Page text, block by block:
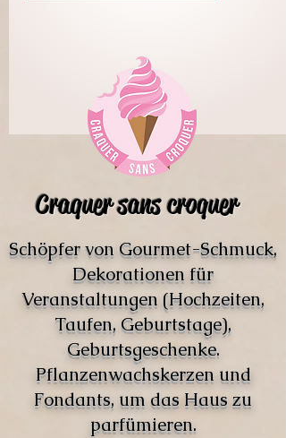
Craquer sans croquer
Schöpfer von Gourmet-Schmuck,
Dekorationen für
Veranstaltungen (Hochzeiten,
Taufen, Geburtstage),
Geburtsgeschenke.
Pflanzenwachskerzen und
Fondants, um das Haus zu
parfümieren.